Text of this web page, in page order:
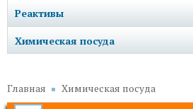
Реактивы
Химическая посуда
Главная Химическая посуда